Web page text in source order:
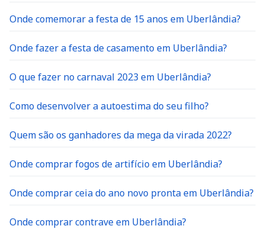
Onde comemorar a festa de 15 anos em Uberlândia?
Onde fazer a festa de casamento em Uberlândia?
O que fazer no carnaval 2023 em Uberlândia?
Como desenvolver a autoestima do seu filho?
Quem são os ganhadores da mega da virada 2022?
Onde comprar fogos de artifício em Uberlândia?
Onde comprar ceia do ano novo pronta em Uberlândia?
Onde comprar contrave em Uberlândia?